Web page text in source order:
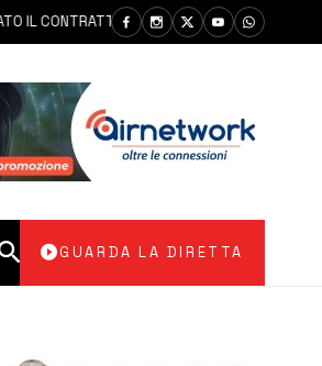
PER LA REALIZZAZIONE DEL
GUARDA LA DIRETTA